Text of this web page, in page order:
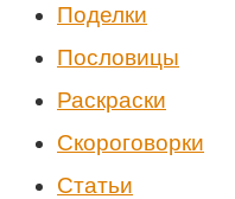
Поделки
Пословицы
Раскраски
Скороговорки
Статьи